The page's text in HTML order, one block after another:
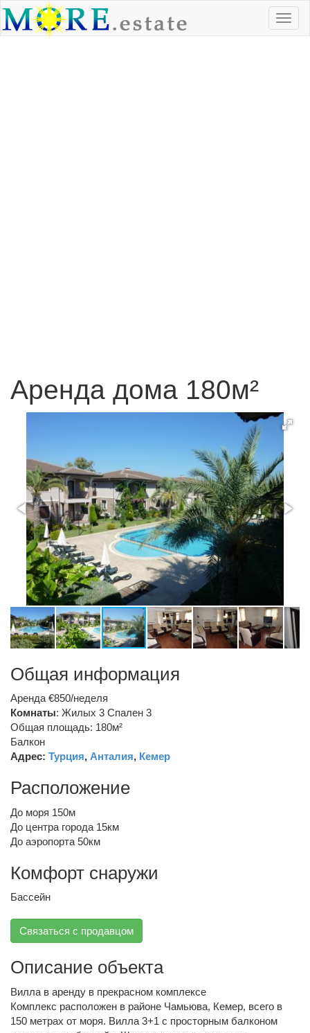
Аренда дома 180м²
Общая информация
Аренда €850/неделя
Комнаты: Жилых 3 Спален 3
Общая площадь: 180м²
Балкон
Адрес: Турция, Анталия, Кемер
Расположение
До моря 150м
До центра города 15км
До аэропорта 50км
Комфорт снаружи
Бассейн
Связаться с продавцом
Описание объекта
Вилла в аренду в прекрасном комплексе
Комплекс расположен в районе Чамьюва, Кемер, всего в
150 метрах от моря. Вилла 3+1 с просторным балконом